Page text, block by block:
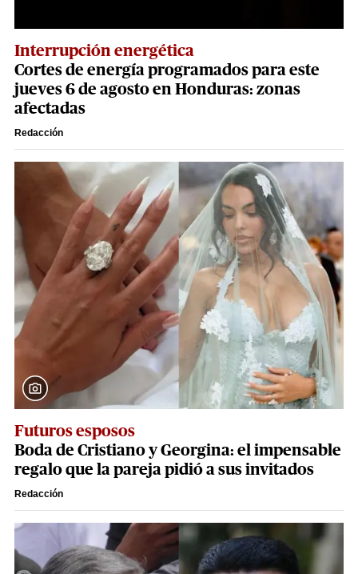
Interrupción energética
Cortes de energía programados para este
jueves 6 de agosto en Honduras: zonas
afectadas
Redacción
Futuros esposos
Boda de Cristiano y Georgina: el impensable
regalo que la pareja pidió a sus invitados
Redacción